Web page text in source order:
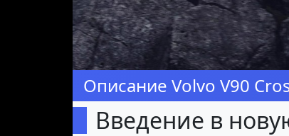
Описание Volvo V90
Введение в